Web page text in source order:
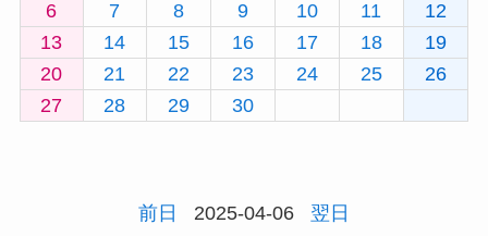
6
7 8 9 10 11
12
13
14 15 16 17 18
19
20
21 22 23 24 25
26
27
28 29 30
前日 2025-04-06 翌日